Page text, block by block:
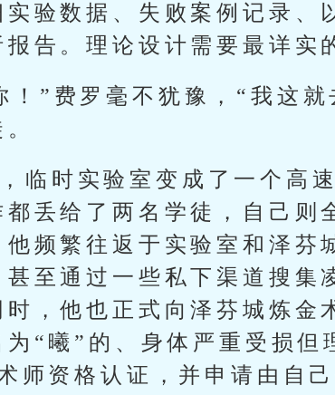
验数据、失败案例记录、
告。理论设计需要最详实
！”费罗毫不犹豫，“我这
临时实验室变成了一个高
丢给了两名学徒，自己则
频繁往返于实验室和泽芬
至通过一些私下渠道搜集
，他也正式向泽芬城炼金
“曦”的、身体严重受损但
师资格认证，并申请由自